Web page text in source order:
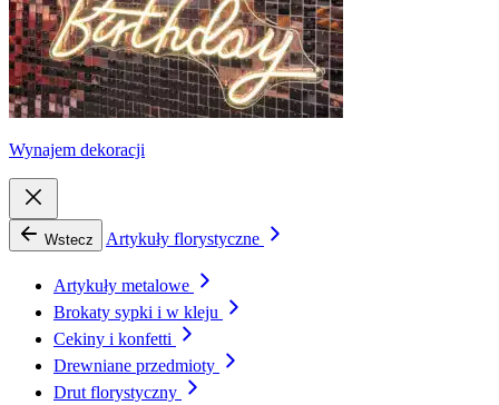
Wynajem dekoracji
Wstecz Artykuły florystyczne
Artykuły metalowe
Brokaty sypki i w kleju
Cekiny i konfetti
Drewniane przedmioty
Drut florystyczny